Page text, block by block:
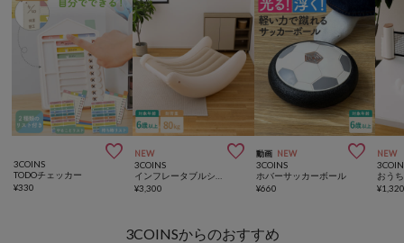

3COINS
TODOチェッカー
¥330
NEW 
3COINS
¥3,300
動画 NEW 
3COINS
ホバーサッカーボール
¥660
NEW
おう
¥
3COINSからのおすすめ